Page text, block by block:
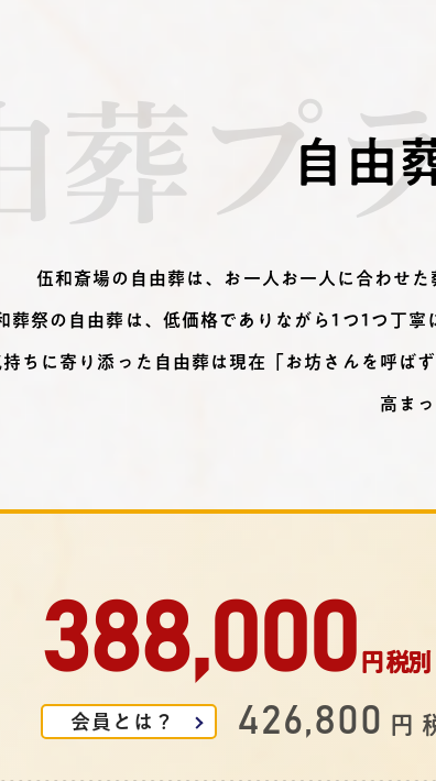
自由
葬プ
伍和斎場の自由葬は、お一人お一人に合わせ
葬祭の自由葬は、低価格でありながら1つ1つ丁
ちに寄り添った自由葬は現在「お坊さんを呼ば
高ま
388,000 円 税別
会員とは？ 426,800 円